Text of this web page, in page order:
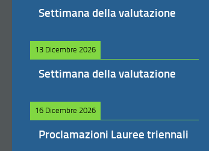
Settimana della valutazione
13 Dicembre 2026
Settimana della valutazione
16 Dicembre 2026
Proclamazioni Lauree triennali